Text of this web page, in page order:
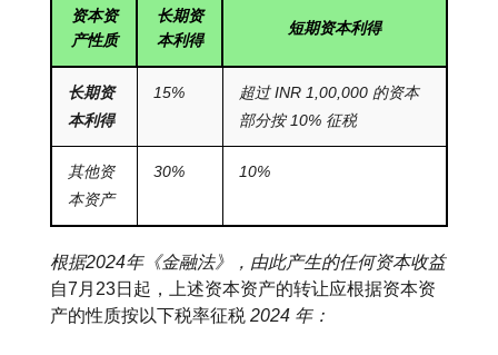
资本资
产性质
长期资
本利得
短期资本利得
长期资
本利得
15%
超过 INR 1,00,000 的资本
部分按 10% 征税
其他资
本资产
30% 10%
根据2024年《金融法》，由此产生的任何资本收益
自7月23日起，上述资本资产的转让应根据资本资
产的性质按以下税率征税 2024 年：